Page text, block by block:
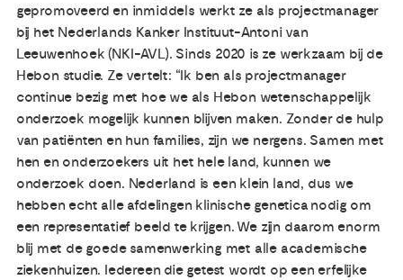
gepromoveerd en inmiddels werkt ze als projectmanager
bij het Nederlands Kanker Instituut-Antoni van
Leeuwenhoek (NKI-AVL). Sinds 2020 is ze werkzaam bij de
Hebon studie. Ze vertelt: “Ik ben als projectmanager
continue bezig met hoe we als Hebon wetenschappelijk
onderzoek mogelijk kunnen blijven maken. Zonder de hulp
van patiënten en hun families, zijn we nergens. Samen met
hen en onderzoekers uit het hele land, kunnen we
onderzoek doen. Nederland is een klein land, dus we
hebben echt alle afdelingen klinische genetica nodig om
een representatief beeld te krijgen. We zijn daarom enorm
blij met de goede samenwerking met alle academische
ziekenhuizen. Iedereen die getest wordt op een erfelijke